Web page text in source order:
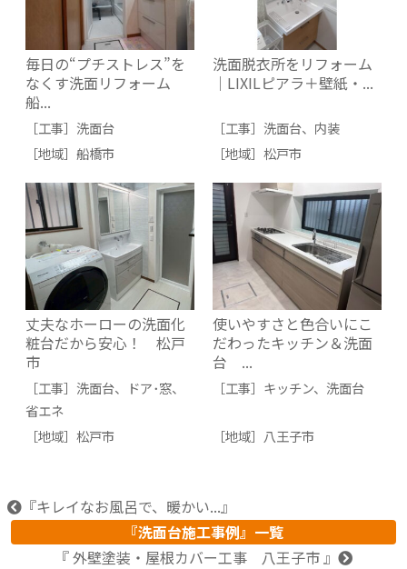
毎日の“プチストレス”を
なくす洗面リフォーム
船...
［工事］ 洗面台
［地域］ 船橋市
洗面脱衣所をリフォーム
｜LIXILピアラ＋壁紙・...
［工事］ 洗面台、 内装
［地域］ 松戸市
丈夫なホーローの洗面化
粧台だから安心！ 松戸
市
［工事］ 洗面台、 ドア･窓、
省エネ
［地域］ 松戸市
使いやすさと色合いにこ
だわったキッチン＆洗面
台 ...
［工事］ キッチン、 洗面台
［地域］ 八王子市
『キレイなお風呂で、暖かい...』
『洗面台施工事例』一覧
『 外壁塗装・屋根カバー工事 八王子市 』